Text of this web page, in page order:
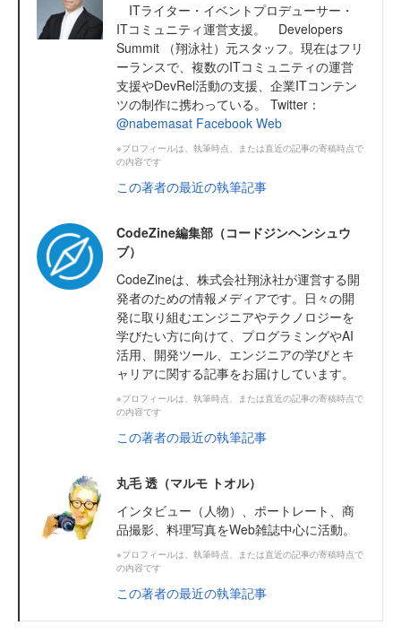
ITライター・イベントプロデューサー・
ITコミュニティ運営支援。 Developers
Summit （翔泳社）元スタッフ。現在はフリ
ーランスで、複数のITコミュニティの運営
支援やDevRel活動の支援、企業ITコンテン
ツの制作に携わっている。 Twitter：
@nabemasat Facebook Web
※プロフィールは、執筆時点、または直近の記事の寄稿時点で
の内容です
この著者の最近の執筆記事
CodeZine編集部（コードジンヘンシュウ
ブ）
CodeZineは、株式会社翔泳社が運営する開
発者のための情報メディアです。日々の開
発に取り組むエンジニアやテクノロジーを
学びたい方に向けて、プログラミングやAI
活用、開発ツール、エンジニアの学びとキ
ャリアに関する記事をお届けしています。
※プロフィールは、執筆時点、または直近の記事の寄稿時点で
の内容です
この著者の最近の執筆記事
丸毛 透（マルモ トオル）
インタビュー（人物）、ポートレート、商
品撮影、料理写真をWeb雑誌中心に活動。
※プロフィールは、執筆時点、または直近の記事の寄稿時点で
の内容です
この著者の最近の執筆記事